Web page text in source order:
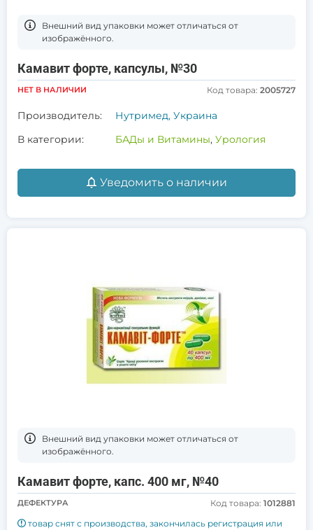
Bнешний вид упаковки может отличаться от
изображённого.
Камавит форте, капсулы, №30
НЕТ В НАЛИЧИИ Код товара: 2005727
Производитель:
Нутримед, Украина
В категории:
БАДы и Витамины, Урология
Уведомить о наличии
Bнешний вид упаковки может отличаться от
изображённого.
Камавит форте, капс. 400 мг, №40
ДЕФЕКТУРА Код товара: 1012881
товар снят с производства, закончилась регистрация или